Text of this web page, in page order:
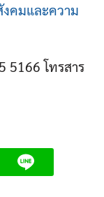
คมและความ
5166 โทรสาร